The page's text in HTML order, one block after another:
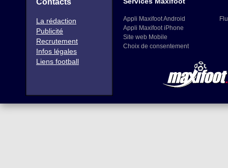
Contacts
La rédaction
Publicité
Recrutement
Infos légales
Liens football
Appli Maxifoot Android
Appli Maxifoot iPhone
Site web Mobile
Choix de consentement